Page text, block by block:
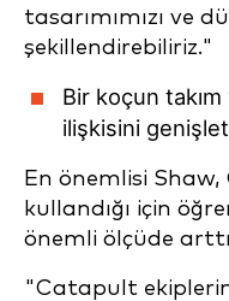
tasarımımızı ve
şekillendirebiliriz."
Bir koçun
ilişkisini
En önemlisi
kullandığı için
önemli ölçüde
"Catapult